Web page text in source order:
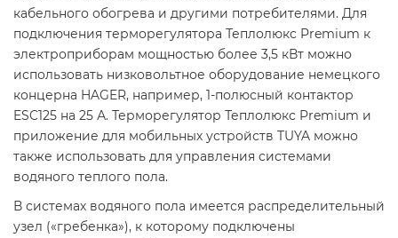
кабельного обогрева и другими потребителями. Для
подключения терморегулятора Теплолюкс Premium к
электроприборам мощностью более 3,5 кВт можно
использовать низковольтное оборудование немецкого
концерна HAGER, например, 1-полюсный контактор
ESC125 на 25 А. Терморегулятор Теплолюкс Premium и
приложение для мобильных устройств TUYA можно
также использовать для управления системами
водяного теплого пола.
В системах водяного пола имеется распределительный
узел («гребенка»), к которому подключены